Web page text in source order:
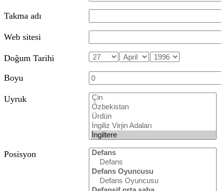
Takma adı
Web sitesi
Doğum Tarihi
Boyu
Uyruk
Posisyon